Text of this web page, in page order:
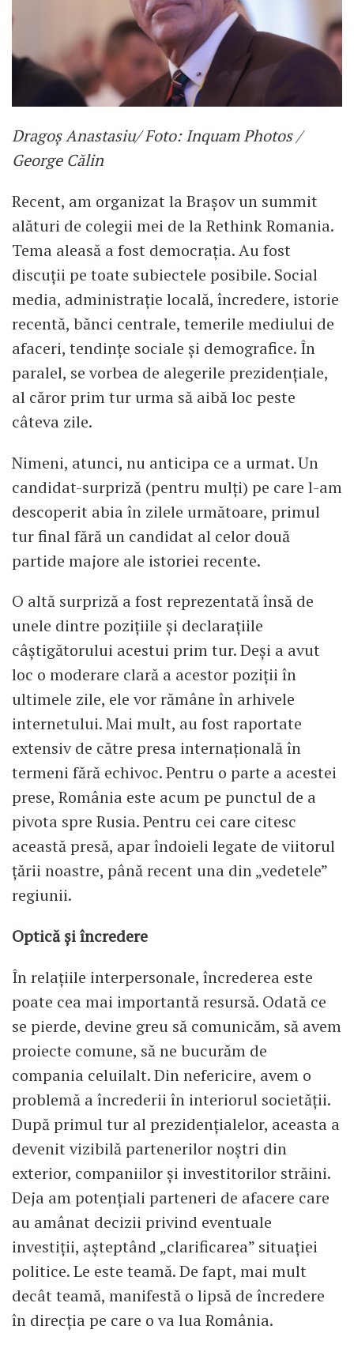
Dragoș Anastasiu/ Foto: Inquam Photos /
George Călin
Recent, am organizat la Brașov un summit
alături de colegii mei de la Rethink Romania.
Tema aleasă a fost democrația. Au fost
discuții pe toate subiectele posibile. Social
media, administrație locală, încredere, istorie
recentă, bănci centrale, temerile mediului de
afaceri, tendințe sociale și demografice. În
paralel, se vorbea de alegerile prezidențiale,
al căror prim tur urma să aibă loc peste
câteva zile.
Nimeni, atunci, nu anticipa ce a urmat. Un
candidat-surpriză (pentru mulți) pe care l-am
descoperit abia în zilele următoare, primul
tur final fără un candidat al celor două
partide majore ale istoriei recente.
O altă surpriză a fost reprezentată însă de
unele dintre pozițiile și declarațiile
câștigătorului acestui prim tur. Deși a avut
loc o moderare clară a acestor poziții în
ultimele zile, ele vor rămâne în arhivele
internetului. Mai mult, au fost raportate
extensiv de către presa internațională în
termeni fără echivoc. Pentru o parte a acestei
prese, România este acum pe punctul de a
pivota spre Rusia. Pentru cei care citesc
această presă, apar îndoieli legate de viitorul
țării noastre, până recent una din „vedetele”
regiunii.
Optică și încredere
În relațiile interpersonale, încrederea este
poate cea mai importantă resursă. Odată ce
se pierde, devine greu să comunicăm, să avem
proiecte comune, să ne bucurăm de
compania celuilalt. Din nefericire, avem o
problemă a încrederii în interiorul societății.
După primul tur al prezidențialelor, aceasta a
devenit vizibilă partenerilor noștri din
exterior, companiilor și investitorilor străini.
Deja am potențiali parteneri de afacere care
au amânat decizii privind eventuale
investiții, așteptând „clarificarea” situației
politice. Le este teamă. De fapt, mai mult
decât teamă, manifestă o lipsă de încredere
în direcția pe care o va lua România.